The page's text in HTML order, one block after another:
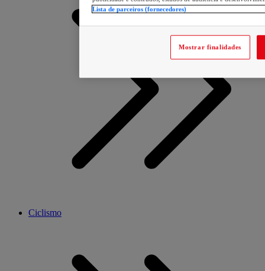
Ciclismo
Lista de parceiros (fornecedores)
Mostrar finalidades